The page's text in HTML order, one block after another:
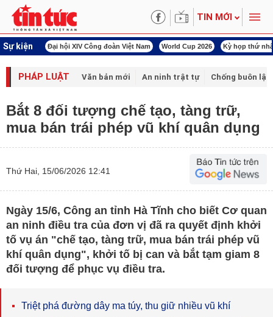
TIN MỚI
Sự kiện
ngày đêm Đại hội XIV Công đoàn Việt Nam World Cup 2026 Kỳ họp thứ
PHÁP LUẬT Văn bản mới An ninh trật tự Chống buôn
Bắt 8 đối tượng chế tạo, tàng trữ,
mua bán trái phép vũ khí quân dụng
Thứ Hai, 15/06/2026 12:41
Ngày 15/6, Công an tỉnh Hà Tĩnh cho biết Cơ quan
an ninh điều tra của đơn vị đã ra quyết định khởi
tố vụ án "chế tạo, tàng trữ, mua bán trái phép vũ
khí quân dụng", khởi tố bị can và bắt tạm giam 8
đối tượng để phục vụ điều tra.
Triệt phá đường dây ma túy, thu giữ nhiều vũ khí